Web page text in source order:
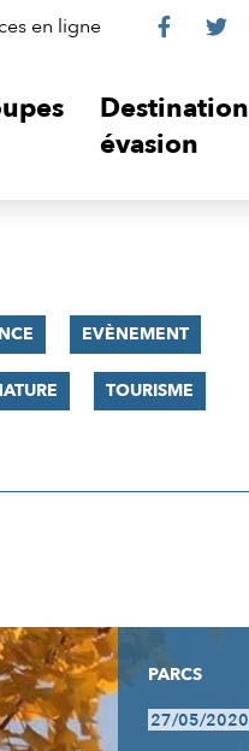
en ligne
Le
sur

Le

Destination
évasion
EVÈNEMENT
TOURISME
PARCS
27/05/2020